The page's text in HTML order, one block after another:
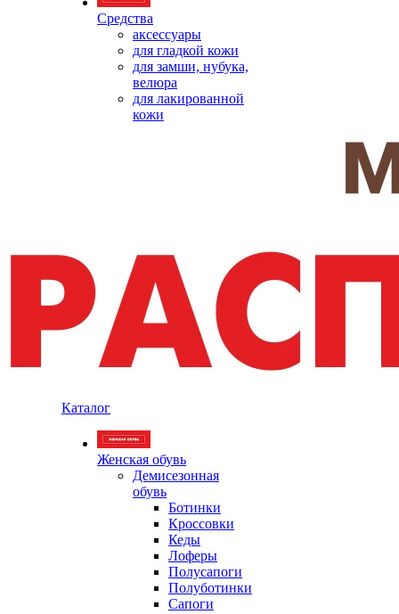
Средства
аксессуары
для гладкой кожи
для замши, нубука,
велюра
для лакированной
кожи
Каталог
Женская обувь
Демисезонная
обувь
Ботинки
Кроссовки
Кеды
Лоферы
Полусапоги
Полуботинки
Сапоги